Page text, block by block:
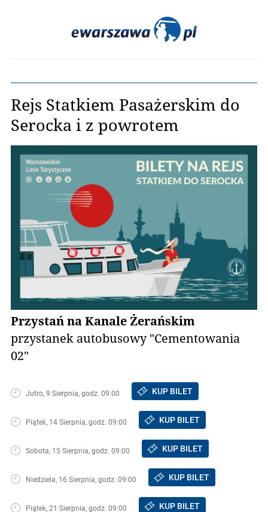
Rejs Statkiem Pasażerskim do
Serocka i z powrotem
Przystań na Kanale Żerańskim
przystanek autobusowy "Cementowania
02"
Jutro, 9 Sierpnia, godz. 09:00 KUP BILET
Piątek, 14 Sierpnia, godz. 09:00 KUP BILET
Sobota, 15 Sierpnia, godz. 09:00 KUP BILET
Niedziela, 16 Sierpnia, godz. 09:00 KUP BILET
Piątek, 21 Sierpnia, godz. 09:00 KUP BILET